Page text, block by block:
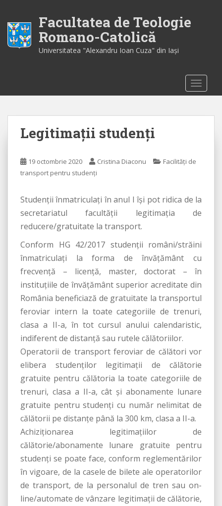
i
Facultatea de Teologie
Romano-Catolică
Universitatea "Alexandru Ioan Cuza" din Iaşi
Legitimații studenți
19 octombrie 2020 Cristina Diaconu
Facilități de
transport pentru studenți
Studenții înmatriculați în anul I își pot ridica de la
secretariatul facultății legitimația de
reducere/gratuitate la transport.
Conform HG 42/2017 studenţii români/străini
înmatriculaţi la forma de învăţământ cu
frecvenţă – licenţă, master, doctorat – în
instituţiile de învăţământ superior acreditate din
România beneficiază de gratuitate la transportul
feroviar intern la toate categoriile de trenuri,
clasa a II-a, în tot cursul anului calendaristic,
indiferent de distanţă sau rutele călătoriilor.
Operatorii de transport feroviar de călători vor
elibera studenţilor legitimaţii de călătorie
gratuite pentru călătoria la toate categoriile de
trenuri, clasa a II-a, cât şi abonamente lunare
gratuite pentru studenţi cu număr nelimitat de
călătorii pe distanţe până la 300 km, clasa a II-a.
Achiziţionarea legitimaţiilor de
călătorie/abonamente lunare gratuite pentru
studenţi se poate face, conform reglementărilor
în vigoare, de la casele de bilete ale operatorilor
de transport, de la personalul de tren sau on-
line/automate de vânzare legitimaţii de călătorie,